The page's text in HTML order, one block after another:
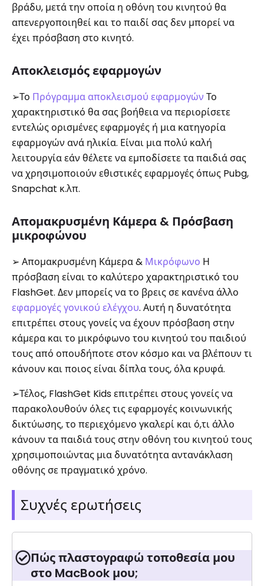
βράδυ, μετά την οποία η οθόνη του κινητού θα
απενεργοποιηθεί και το παιδί σας δεν μπορεί να
έχει πρόσβαση στο κινητό.
Αποκλεισμός εφαρμογών
➢Το Πρόγραμμα αποκλεισμού εφαρμογών Το
χαρακτηριστικό θα σας βοήθεια να περιορίσετε
εντελώς ορισμένες εφαρμογές ή μια κατηγορία
εφαρμογών ανά ηλικία. Είναι μια πολύ καλή
λειτουργία εάν θέλετε να εμποδίσετε τα παιδιά σας
να χρησιμοποιούν εθιστικές εφαρμογές όπως Pubg,
Snapchat κ.λπ.
Απομακρυσμένη Κάμερα & Πρόσβαση
μικροφώνου
➢ Απομακρυσμένη Κάμερα & Μικρόφωνο Η
πρόσβαση είναι το καλύτερο χαρακτηριστικό του
FlashGet. Δεν μπορείς να το βρεις σε κανένα άλλο
εφαρμογές γονικού ελέγχου. Αυτή η δυνατότητα
επιτρέπει στους γονείς να έχουν πρόσβαση στην
κάμερα και το μικρόφωνο του κινητού του παιδιού
τους από οπουδήποτε στον κόσμο και να βλέπουν τι
κάνουν και ποιος είναι δίπλα τους, όλα κρυφά.
➢Τέλος, FlashGet Kids επιτρέπει στους γονείς να
παρακολουθούν όλες τις εφαρμογές κοινωνικής
δικτύωσης, το περιεχόμενο γκαλερί και ό,τι άλλο
κάνουν τα παιδιά τους στην οθόνη του κινητού τους
χρησιμοποιώντας μια δυνατότητα αντανάκλαση
οθόνης σε πραγματικό χρόνο.
Συχνές ερωτήσεις
Πώς πλαστογραφώ τοποθεσία μου
στο MacBook μου;